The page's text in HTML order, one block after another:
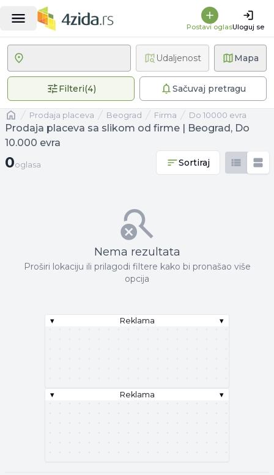
Postavi oglasUloguj se
Mapa
Filteri(4)4 primenjena filteraSačuvaj pretragu
Udaljenost
Naslovnaprodaja placeva Beograd firma Do 10000 evra
Prodaja placeva sa slikom od firme | Beograd, Do
10.000 evra
0 oglasa
0oglasa Sortiraj
Nema rezultata
Proširi lokaciju ili prilagodi filtere kako bi pronašao više
opcija
▾ Reklama ▾
▾ Reklama ▾